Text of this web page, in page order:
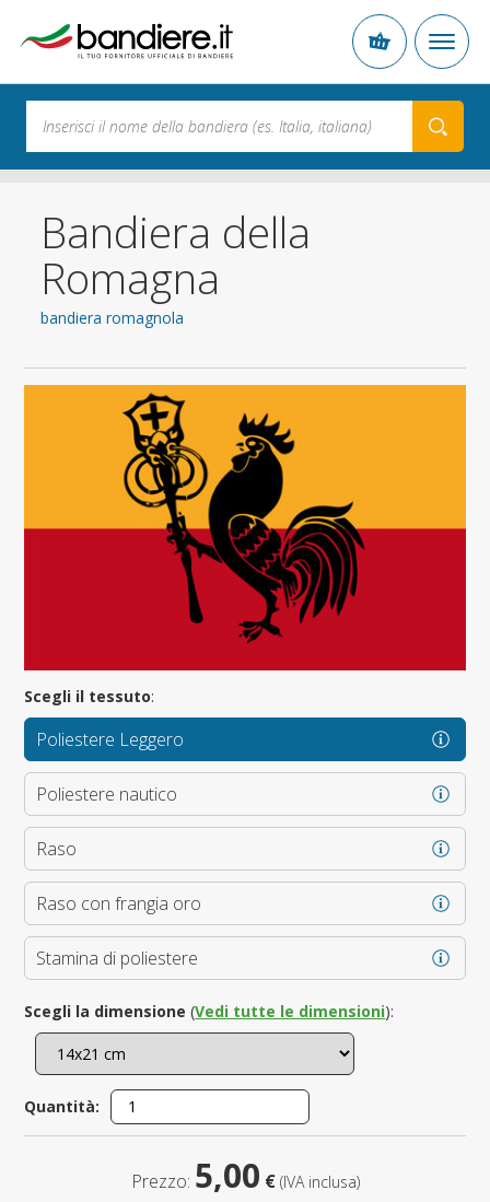
Bandiera della
Romagna
bandiera romagnola
Scegli il tessuto:
Poliestere Leggero
Poliestere nautico
Raso
Raso con frangia oro
Stamina di poliestere
Scegli la dimensione (Vedi tutte le dimensioni):
Quantità:
Prezzo: 5,00 € (IVA inclusa)